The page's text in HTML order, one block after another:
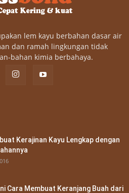
lem kayu berbahan dasar air
dan ramah lingkungan tidak
bahan kimia berbahaya.
Kerajinan Kayu Lengkap dengan
Cara Membuat Keranjang Buah dari